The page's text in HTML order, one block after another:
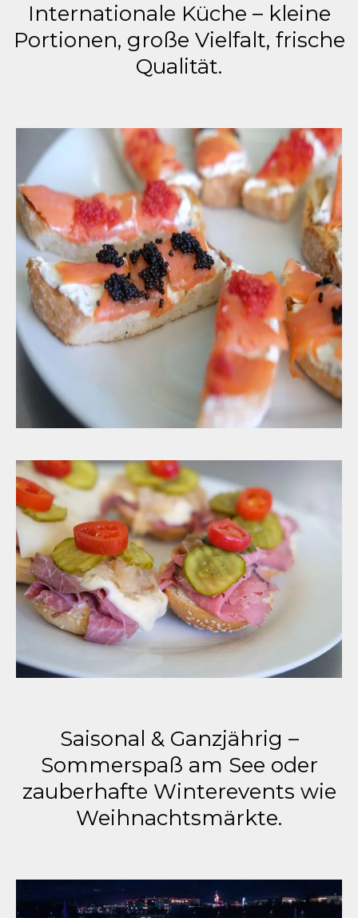
Internationale Küche – kleine
Portionen, große Vielfalt, frische
Qualität.
Saisonal & Ganzjährig –
Sommerspaß am See oder
zauberhafte Winterevents wie
Weihnachtsmärkte.